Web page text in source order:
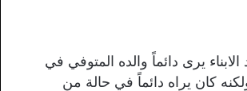
يرى دائماً والده المتوفي في
كان يراه دائماً في حالة من